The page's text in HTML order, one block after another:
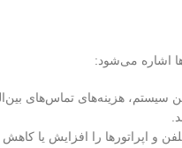
اشاره می‌شود:
سیستم، هزینه‌های تماس‌های
و اپراتورها را افزایش یا